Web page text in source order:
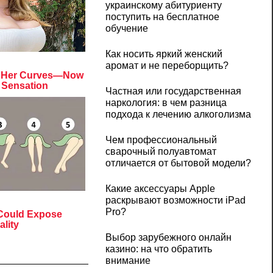
украинскому абитуриенту
поступить на бесплатное
обучение
Как носить яркий женский
аромат и не переборщить?
Частная или государственная
наркология: в чем разница
подхода к лечению алкоголизма
Чем профессиональный
сварочный полуавтомат
отличается от бытовой модели?
Какие аксессуары Apple
раскрывают возможности iPad
Pro?
Выбор зарубежного онлайн
казино: на что обратить
внимание